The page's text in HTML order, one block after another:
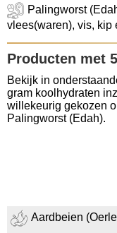
Palingworst
vlees(waren), vis, kip
Producten met
Bekijk in
gram koolhydraten
willekeurig gekozen
Palingworst (Edah).
Aardbeien